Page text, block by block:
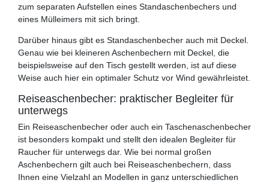
zum separaten Aufstellen eines Standaschenbechers und
eines Mülleimers mit sich bringt.
Darüber hinaus gibt es Standaschenbecher auch mit Deckel.
Genau wie bei kleineren Aschenbechern mit Deckel, die
beispielsweise auf den Tisch gestellt werden, ist auf diese
Weise auch hier ein optimaler Schutz vor Wind gewährleistet.
Reiseaschenbecher: praktischer Begleiter für
unterwegs
Ein Reiseaschenbecher oder auch ein Taschenaschenbecher
ist besonders kompakt und stellt den idealen Begleiter für
Raucher für unterwegs dar. Wie bei normal großen
Aschenbechern gilt auch bei Reiseaschenbechern, dass
Ihnen eine Vielzahl an Modellen in ganz unterschiedlichen